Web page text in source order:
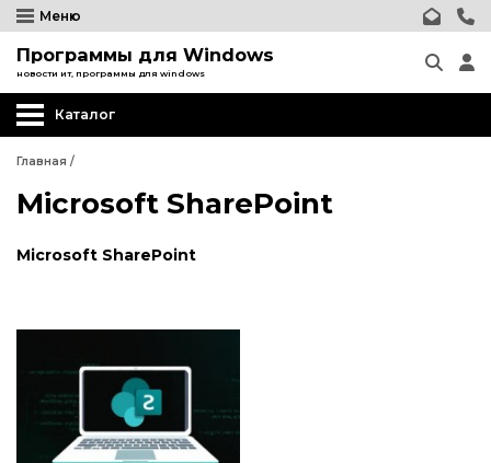
Меню
Программы для Windows
новости ит, программы для windows
Каталог
Главная /
Microsoft SharePoint
Microsoft SharePoint